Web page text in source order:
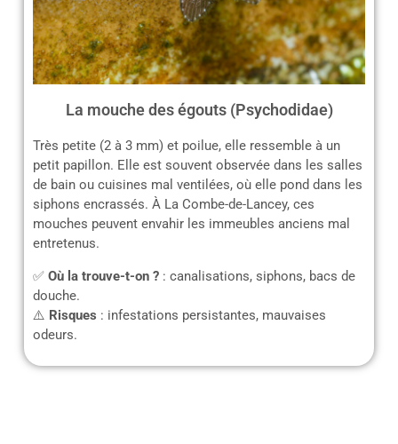
La mouche des égouts (Psychodidae)
Très petite (2 à 3 mm) et poilue, elle ressemble à un
petit papillon. Elle est souvent observée dans les salles
de bain ou cuisines mal ventilées, où elle pond dans les
siphons encrassés. À La Combe-de-Lancey, ces
mouches peuvent envahir les immeubles anciens mal
entretenus.
✅ Où la trouve-t-on ? : canalisations, siphons, bacs de
douche.
⚠️ Risques : infestations persistantes, mauvaises
odeurs.